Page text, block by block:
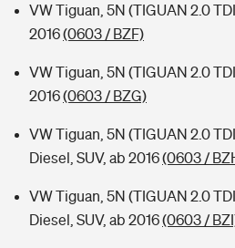
VW Tiguan, 5N (TIGUAN 2.0
2016(0603 / BZF)
VW Tiguan, 5N (TIGUAN 2.0
2016(0603 / BZG)
VW Tiguan, 5N (TIGUAN 2.0
Diesel, SUV, ab 2016(0603 /
VW Tiguan, 5N (TIGUAN 2.0
Diesel, SUV, ab 2016(0603 /